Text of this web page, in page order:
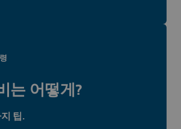
는 어떻게?
팁.